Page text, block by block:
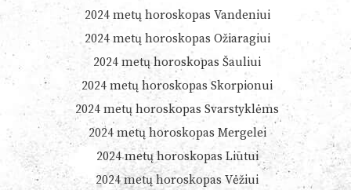
2024 metų horoskopas Vandeniui
2024 metų horoskopas Ožiaragiui
2024 metų horoskopas Šauliui
2024 metų horoskopas Skorpionui
2024 metų horoskopas Svarstyklėms
2024 metų horoskopas Mergelei
2024 metų horoskopas Liūtui
2024 metų horoskopas Vėžiui